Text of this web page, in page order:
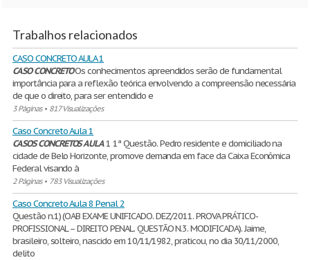
Trabalhos relacionados
CASO CONCRETO AULA 1
CASOCONCRETOOs conhecimentos apreendidos serão de fundamental
importância para a reflexão teórica envolvendo a compreensão necessária
de que o direito, para ser entendido e
3 Páginas• 817 Visualizações
Caso Concreto Aula 1
CASOSCONCRETOSAULA1 1ª Questão. Pedro residente e domiciliado na
cidade de Belo Horizonte, promove demanda em face da Caixa Econômica
Federal visando à
2 Páginas• 783 Visualizações
Caso Concreto Aula 8 Penal 2
Questão n.1) (OAB EXAME UNIFICADO. DEZ/2011. PROVA PRÁTICO-
PROFISSIONAL – DIREITO PENAL. QUESTÃO N.3. MODIFICADA). Jaime,
brasileiro, solteiro, nascido em 10/11/1982, praticou, no dia 30/11/2000,
delito